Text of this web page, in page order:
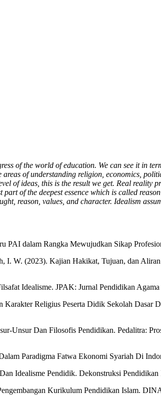
of the world of education. We can see it in
of understanding religion, economics,
of ideas, this is the result we get. Real
of the deepest essence which is called
reason, values, and character. Idealism
dalam Rangka Mewujudkan Sikap
I. W. (2023). Kajian Hakikat, Tujuan, dan
Idealisme. JPAK: Jurnal Pendidikan
Religius Peserta Didik Sekolah
Unsur Dan Filosofis Pendidikan. Pedalitra:
Paradigma Fatwa Ekonomi Syariah Di
Idealisme Pendidik. Dekonstruksi
Kurikulum Pendidikan Islam.